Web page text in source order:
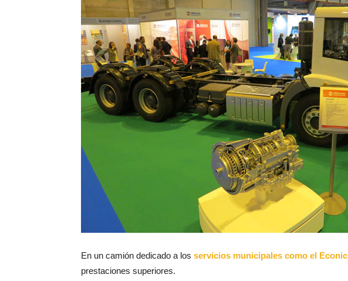
En un camión dedicado a los servicios municipales como el Econic
prestaciones superiores.